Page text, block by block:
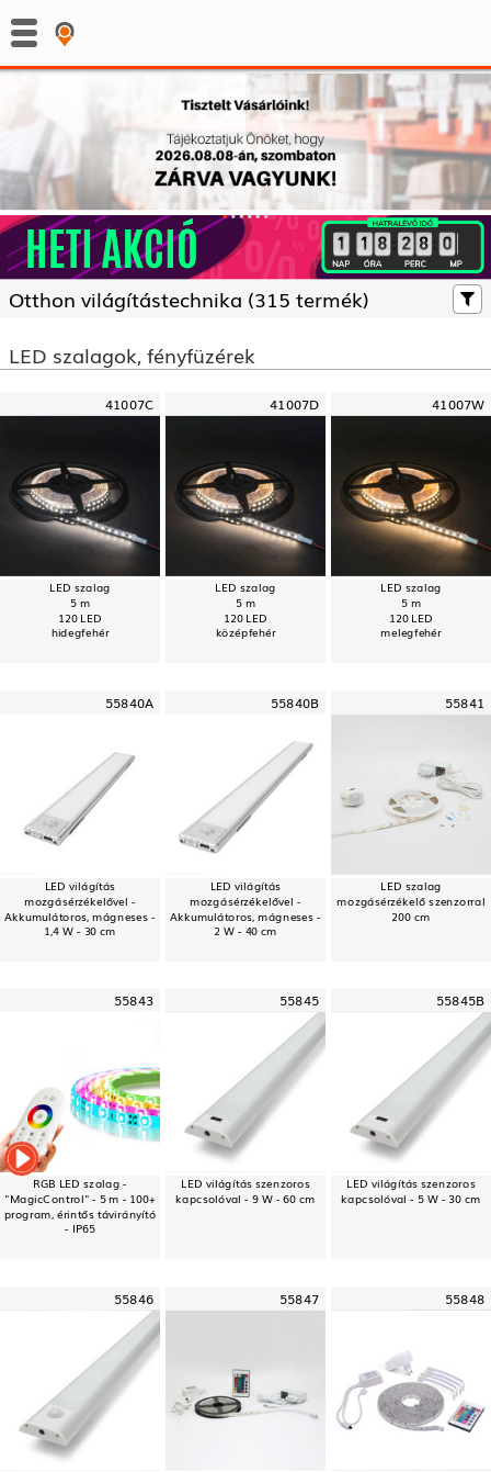
: :
Otthon világítástechnika (315 termék)
LED szalagok, fényfüzérek
41007C
LED szalag
5 m
120 LED
hidegfehér
41007D
LED szalag
5 m
120 LED
középfehér
41007W
LED szalag
5 m
120 LED
melegfehér
55840A
LED világítás
mozgásérzékelővel -
Akkumulátoros, mágneses -
1,4 W - 30 cm
55840B
LED világítás
mozgásérzékelővel -
Akkumulátoros, mágneses -
2 W - 40 cm
55841
LED szalag
mozgásérzékelő szenzorral
200 cm
55843
RGB LED szalag -
"MagicControl" - 5 m - 100+
program, érintős távirányító
- IP65
55845
LED világítás szenzoros
kapcsolóval - 9 W - 60 cm
55845B
LED világítás szenzoros
kapcsolóval - 5 W - 30 cm
55846 55847 55848